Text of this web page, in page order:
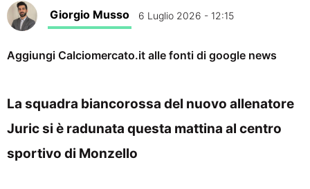
Giorgio Musso 6 Luglio 2026 - 12:15
Aggiungi Calciomercato.it alle fonti di google news
La squadra biancorossa del nuovo allenatore
Juric si è radunata questa mattina al centro
sportivo di Monzello